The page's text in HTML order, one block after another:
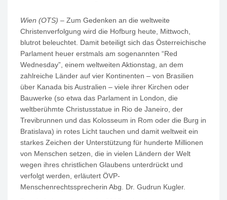
Wien (OTS) – Zum Gedenken an die weltweite
Christenverfolgung wird die Hofburg heute, Mittwoch,
blutrot beleuchtet. Damit beteiligt sich das Österreichische
Parlament heuer erstmals am sogenannten “Red
Wednesday”, einem weltweiten Aktionstag, an dem
zahlreiche Länder auf vier Kontinenten – von Brasilien
über Kanada bis Australien – viele ihrer Kirchen oder
Bauwerke (so etwa das Parlament in London, die
weltberühmte Christusstatue in Rio de Janeiro, der
Trevibrunnen und das Kolosseum in Rom oder die Burg in
Bratislava) in rotes Licht tauchen und damit weltweit ein
starkes Zeichen der Unterstützung für hunderte Millionen
von Menschen setzen, die in vielen Ländern der Welt
wegen ihres christlichen Glaubens unterdrückt und
verfolgt werden, erläutert ÖVP-
Menschenrechtssprecherin Abg. Dr. Gudrun Kugler.